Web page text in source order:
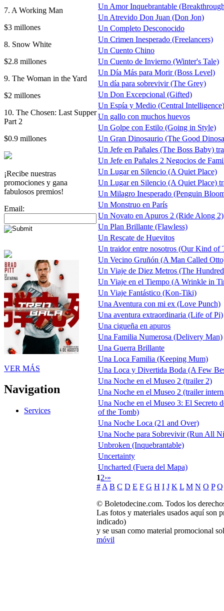
7. A Working Man
$3 millones
8. Snow White
$2.8 millones
9. The Woman in the Yard
$2 millones
10. The Chosen: Last Supper
Part 2
$0.9 millones
¡Recibe nuestras
promociones y gana
fabulosos premios!
Email:
VER MÁS
Navigation
Services
Un Amor Inquebrantable
Un Atrevido Don Juan (Don Jon)
Un Completo Desconocido
Un Crimen Inesperado (Freelancers)
Un Cuento Chino
Un Cuento de Invierno (Winter's Tale)
Un Día Más para Morir (Boss Level)
Un día para sobrevivir (The Grey)
Un Don Excepcional (Gifted)
Un Espía y Medio (Central Intelligence)
Un gallo con muchos huevos
Un Golpe con Estilo (Going in Style)
Un Gran Dinosaurio (The Good
Un Jefe en Pañales (The Boss Baby)
Un Jefe en Pañales 2 Negocios de
Un Lugar en Silencio (A Quiet Place)
Un Lugar en Silencio (A Quiet Place)
Un Milagro Inesperado (Penguin
Un Monstruo en París
Un Novato en Apuros 2 (Ride Along 2)
Un Plan Brillante (Flawless)
Un Rescate de Huevitos
Un traidor entre nosotros (Our Kind of
Un Vecino Gruñón (A Man Called
Un Viaje de Diez Metros (The
Un Viaje en el Tiempo (A Wrinkle in
Un Viaje Fantástico (Kon-Tiki)
Una Aventura con mi ex (Love Punch)
Una aventura extraordinaria (Life of Pi)
Una cigueña en apuros
Una Familia Numerosa (Delivery Man)
Una Guerra Brillante
Una Loca Familia (Keeping Mum)
Una Loca y Divertida Boda (A Few
Una Noche en el Museo 2 (trailer 2)
Una Noche en el Museo 2 (trailer
Una Noche en el Museo 3: El Secreto
of the Tomb)
Una Noche Loca (21 and Over)
Una Noche para Sobrevivir (Run All
Unbroken (Inquebrantable)
Uncertainty
Uncharted (Fuera del Mapa)
12›»
# A B C D E F G H I J K L M N O P Q
© Boletodecine.com. Todos los
Las fotos y materiales usados aquí son
indicado)
y se usan como material promocional
móvil